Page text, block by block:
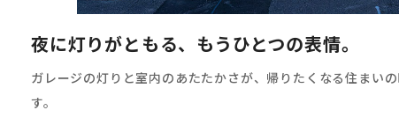
夜に灯りがともる、もうひとつの表情。
ガレージの灯りと室内のあたたかさが、帰りたくなる住まい
す。